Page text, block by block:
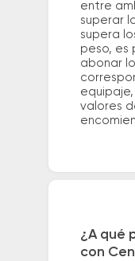
entre
superar
supera
peso, es
abonar
valores
¿A qué
con